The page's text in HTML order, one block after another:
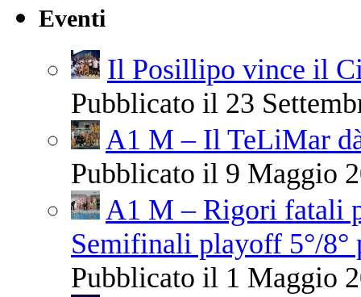
Eventi
Il Posillipo vince il
Pubblicato il 23
A1 M – Il TeLiMar
Pubblicato il 9 Maggio
A1 M – Rigori fatali
Semifinali playoff 5°/8°
Pubblicato il 1 Maggio